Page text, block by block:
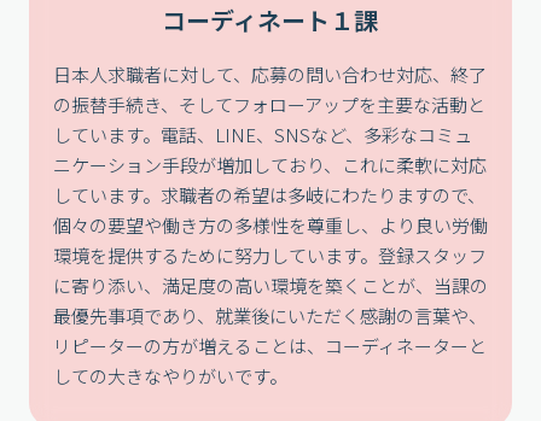
コーディネート１課
日本人求職者に対して、応募の問い合わせ対応、終了
の振替手続き、そしてフォローアップを主要な活動と
しています。電話、LINE、SNSなど、多彩なコミュ
ニケーション手段が増加しており、これに柔軟に対応
しています。求職者の希望は多岐にわたりますので、
個々の要望や働き方の多様性を尊重し、より良い労働
環境を提供するために努力しています。登録スタッフ
に寄り添い、満足度の高い環境を築くことが、当課の
最優先事項であり、就業後にいただく感謝の言葉や、
リピーターの方が増えることは、コーディネーターと
しての大きなやりがいです。